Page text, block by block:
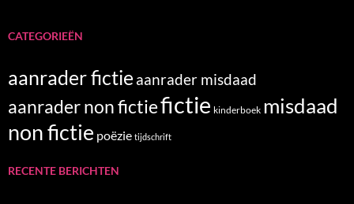
CATEGORIEËN
aanrader fictie aanrader misdaad
aanrader non fictiefictie kinderboek misdaad
non fictie poëzie tijdschrift
RECENTE BERICHTEN